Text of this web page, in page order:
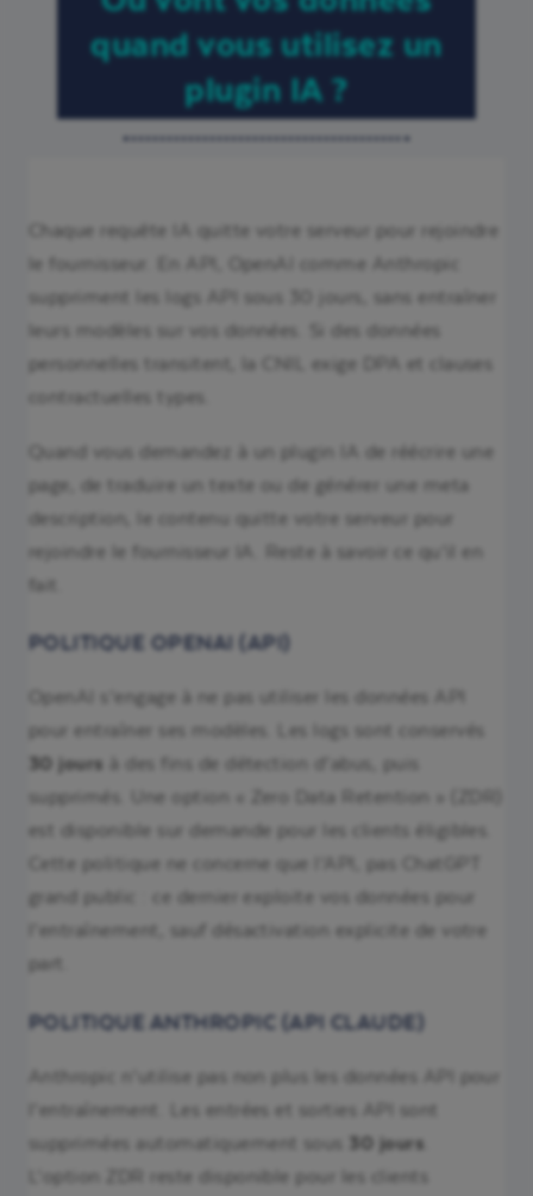
quand vous utilisez un
plugin IA ?
Chaque requête IA quitte votre serveur pour rejoindre
le fournisseur. En API, OpenAI comme Anthropic
suppriment les logs API sous 30 jours, sans entraîner
leurs modèles sur vos données. Si des données
personnelles transitent, la CNIL exige DPA et clauses
contractuelles types.
Quand vous demandez à un plugin IA de réécrire une
page, de traduire un texte ou de générer une meta
description, le contenu quitte votre serveur pour
rejoindre le fournisseur IA. Reste à savoir ce qu’il en
fait.
POLITIQUE OPENAI (API)
OpenAI s’engage à ne pas utiliser les données API
pour entraîner ses modèles. Les logs sont conservés
30 jours à des fins de détection d’abus, puis
supprimés. Une option « Zero Data Retention » (ZDR)
est disponible sur demande pour les clients éligibles.
Cette politique ne concerne que l’API, pas ChatGPT
grand public : ce dernier exploite vos données pour
l’entraînement, sauf désactivation explicite de votre
part.
POLITIQUE ANTHROPIC (API CLAUDE)
Anthropic n’utilise pas non plus les données API pour
l’entraînement. Les entrées et sorties API sont
supprimées automatiquement sous
30 jours
L’option ZDR reste disponible pour les clients